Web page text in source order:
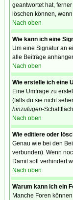
geantwortet hat,
löschen können,
Nach oben
Wie kann ich eine
Um eine Signatur an
alle Beiträge
Nach oben
Wie erstelle ich eine
Eine Umfrage zu
(falls du sie nicht
hinzufügen-
Nach oben
Wie editiere oder
Genau wie bei den
verbunden). Wenn
Damit soll verhindert
Nach oben
Warum kann ich ein
Manche Foren